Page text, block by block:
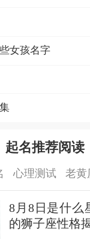
女孩名字
起名推荐阅读
心理测试 老黄
8月8日是什么
的狮子座性格